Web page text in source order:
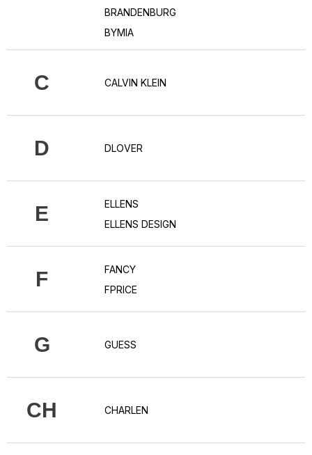
BRANDENBURG
BYMIA
C CALVIN KLEIN
D DLOVER
E
ELLENS
ELLENS DESIGN
F
FANCY
FPRICE
G GUESS
CH CHARLEN